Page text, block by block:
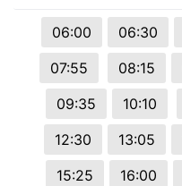
06:00 06:30
07:55
08:15
09:35
10:10
12:30
13:05
15:25
16:00